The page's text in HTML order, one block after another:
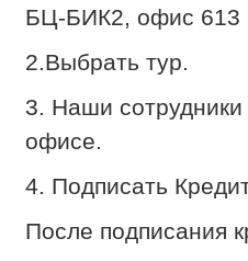
БЦ-БИК2, офис 613
2.Выбрать тур.
3. Наши
офисе.
4. Подписать
После подписания